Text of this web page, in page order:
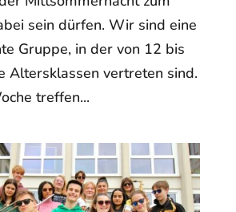
sein dürfen. Wir sind eine
Gruppe, in der von 12 bis
Altersklassen vertreten sind.
treffen...